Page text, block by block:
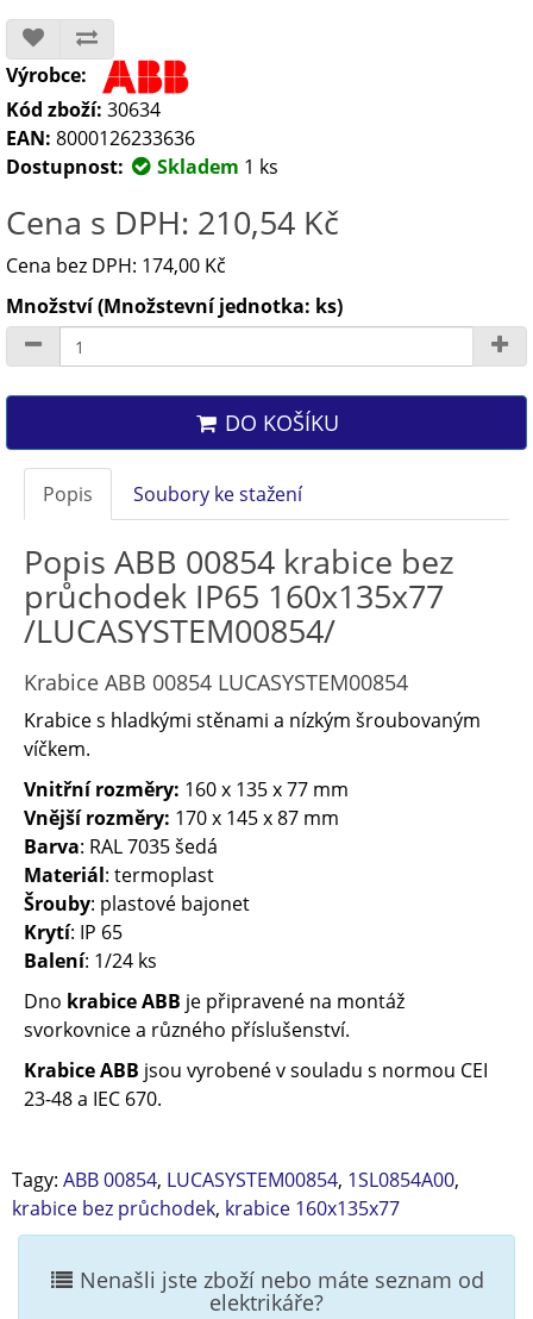
Výrobce:
Kód zboží: 30634
EAN: 8000126233636
Dostupnost:
Skladem 1 ks
Cena s DPH: 210,54 Kč
Cena bez DPH: 174,00 Kč
Množství (Množstevní jednotka: ks)
DO KOŠÍKU
Popis Soubory ke stažení
Popis ABB 00854 krabice bez
průchodek IP65 160x135x77
/LUCASYSTEM00854/
Krabice ABB 00854 LUCASYSTEM00854
Krabice s hladkými stěnami a nízkým šroubovaným
víčkem.
Vnitřní rozměry: 160 x 135 x 77 mm
Vnější rozměry: 170 x 145 x 87 mm
Barva: RAL 7035 šedá
Materiál: termoplast
Šrouby: plastové bajonet
Krytí: IP 65
Balení: 1/24 ks
Dno krabice ABB je připravené na montáž
svorkovnice a různého příslušenství.
Krabice ABB jsou vyrobené v souladu s normou CEI
23-48 a IEC 670.
Tagy: ABB 00854, LUCASYSTEM00854, 1SL0854A00,
krabice bez průchodek, krabice 160x135x77
Nenašli jste zboží nebo máte seznam od
elektrikáře?